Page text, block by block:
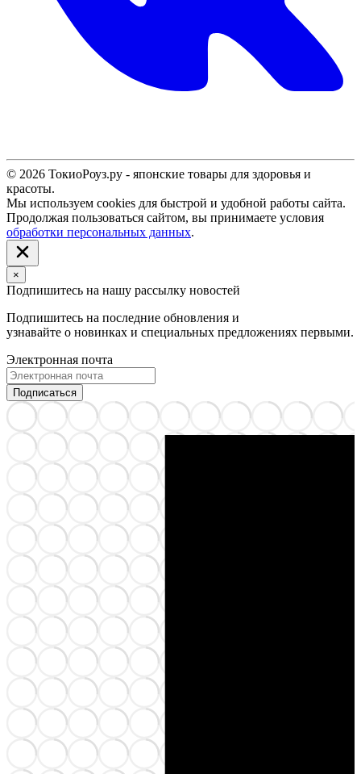
© 2026 ТокиоРоуз.ру - японские товары для здоровья и
красоты.
Мы используем cookies для быстрой и удобной работы сайта.
Продолжая пользоваться сайтом, вы принимаете условия
обработки персональных данных.
×
Подпишитесь на нашу рассылку новостей
Подпишитесь на последние обновления и
узнавайте о новинках и специальных предложениях первыми.
Электронная почта
Подписаться